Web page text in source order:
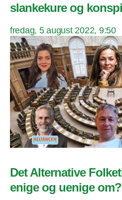
slankekure og
fredag, 5 august 2022, 9:50
Det Alternative
enige og uenige om?